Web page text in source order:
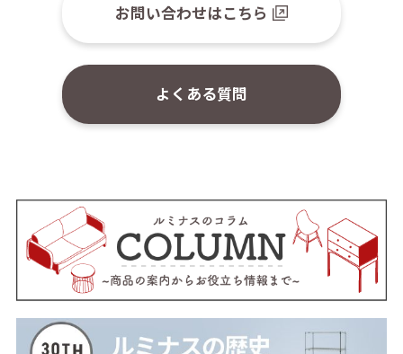
お問い合わせはこちら
よくある質問